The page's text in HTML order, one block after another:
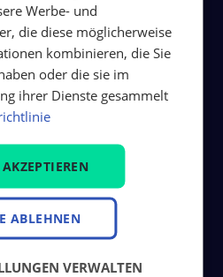
Euro für
Werbe- und
die diese möglicherweise
kombinieren, die Sie
oder die sie im
ihrer Dienste gesammelt
ABLEHNEN
VERWALTEN